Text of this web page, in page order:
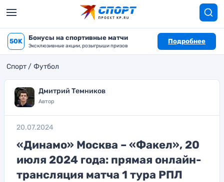
50K Бонусы на спортивные матчи
Эксклюзивные акции, розыгрыши призов
Подробнее
Спорт Футбол
Дмитрий Темников
Автор
20.07.2024
«Динамо» Москва – «Факел», 20
июля 2024 года: прямая онлайн-
трансляция матча 1 тура РПЛ